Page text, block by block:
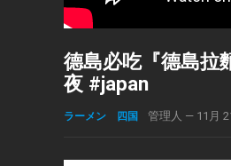
德島必吃『德島拉
夜 #japan
ラーメン 四国 管理人 — 11月